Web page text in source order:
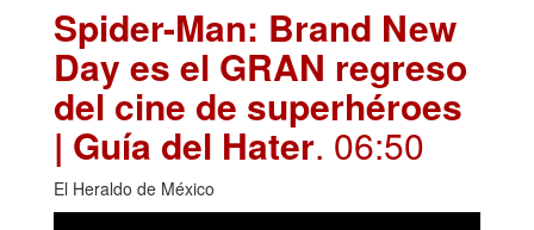
Spider-Man: Brand New
Day es el GRAN regreso
del cine de superhéroes
| Guía del Hater. 06:50
El Heraldo de México